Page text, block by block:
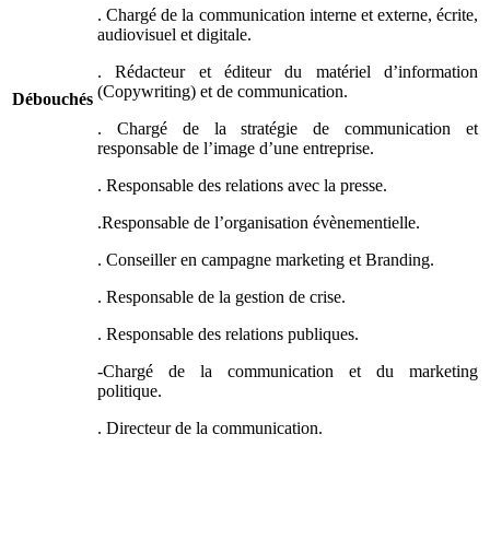
Débouchés
. Chargé de la communication interne et externe, écrite,
audiovisuel et digitale.
. Rédacteur et éditeur du matériel d’information
(Copywriting) et de communication.
. Chargé de la stratégie de communication et
responsable de l’image d’une entreprise.
. Responsable des relations avec la presse.
.Responsable de l’organisation évènementielle.
. Conseiller en campagne marketing et Branding.
. Responsable de la gestion de crise.
. Responsable des relations publiques.
-Chargé de la communication et du marketing
politique.
. Directeur de la communication.